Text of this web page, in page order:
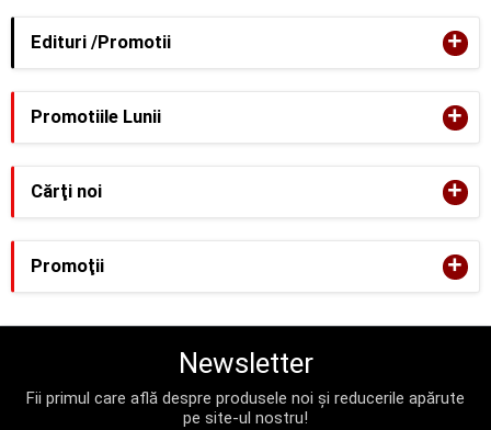
Edituri /Promotii +
Promotiile Lunii +
Cărţi noi +
Promoţii +
Newsletter
Fii primul care află despre produsele noi și reducerile apărute
pe site-ul nostru!